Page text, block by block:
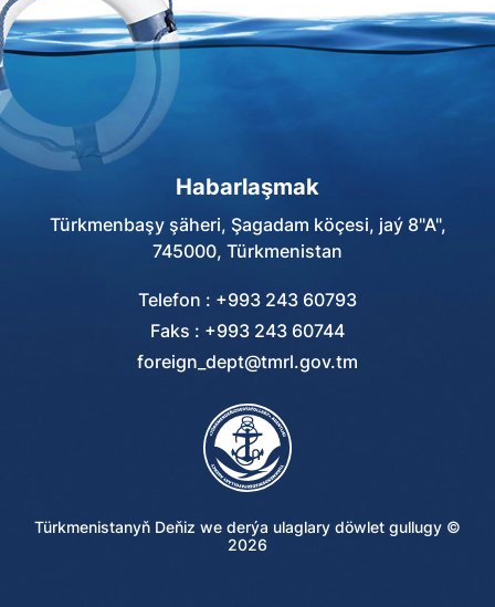
Habarlaşmak
Türkmenbaşy şäheri, Şagadam köçesi, jaý 8"A",
745000, Türkmenistan
Telefon : +993 243 60793
Faks : +993 243 60744
foreign_dept@tmrl.gov.tm
Türkmenistanyň Deňiz we derýa ulaglary döwlet gullugy ©
2026